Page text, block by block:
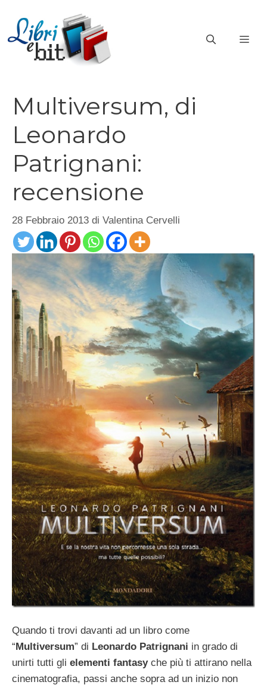
contenuto
Multiversum, di
Leonardo
Patrignani:
recensione
28 Febbraio 2013 di Valentina Cervelli
Quando ti trovi davanti ad un libro come
“ Multiversum” di Leonardo Patrignani in grado di
unirti tutti gli elementi fantasyche più ti attirano nella
cinematografia, passi anche sopra ad un inizio non